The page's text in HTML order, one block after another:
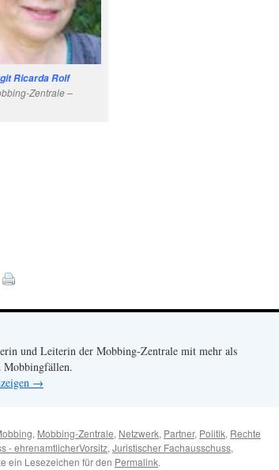
Ricarda Rolf
Zentrale –
und Leiterin der Mobbing-Zentrale mit mehr als
Mobbingfällen.
→
, Mobbing-Zentrale, Netzwerk, Partner, Politik, Rechte
- ehrenamtlicherVorsitz, Juristischer Fachausschuss,
ein Lesezeichen für den Permalink.